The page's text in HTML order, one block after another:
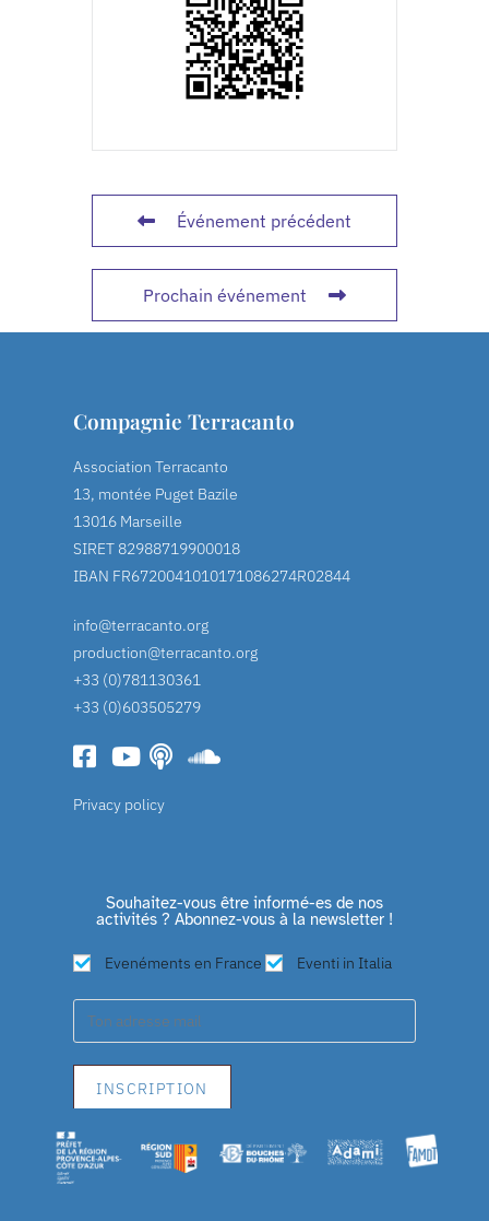
Événement précédent
Prochain événement
Compagnie Terracanto
Association Terracanto
13, montée Puget Bazile
13016 Marseille
SIRET 82988719900018
IBAN FR6720041010171086274R02844
info@terracanto.org
production@terracanto.org
+33 (0)781130361
+33 (0)603505279
Privacy policy
Souhaitez-vous être informé-es de nos
activités ? Abonnez-vous à la newsletter !
Evenéments en France Eventi in Italia